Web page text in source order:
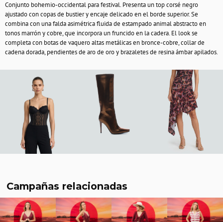
Conjunto bohemio-occidental para festival. Presenta un top corsé negro
ajustado con copas de bustier y encaje delicado en el borde superior. Se
combina con una falda asimétrica fluida de estampado animal abstracto en
tonos marrón y cobre, que incorpora un fruncido en la cadera. El look se
completa con botas de vaquero altas metálicas en bronce-cobre, collar de
cadena dorada, pendientes de aro de oro y brazaletes de resina ámbar apilados.
Campañas relacionadas